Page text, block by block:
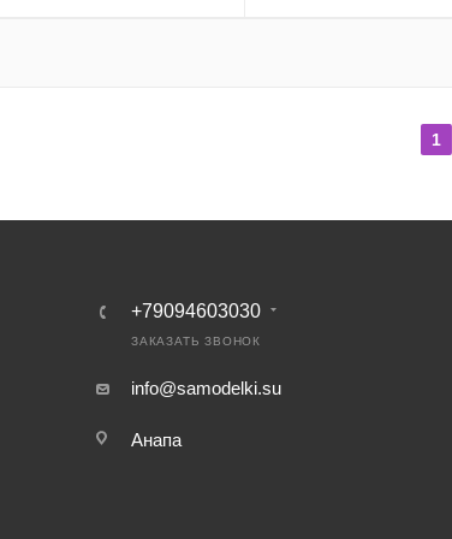
1
+79094603030
ЗАКАЗАТЬ ЗВОНОК
info@samodelki.su
Анапа